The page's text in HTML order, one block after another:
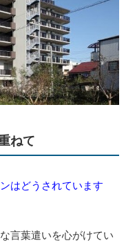
ねて
はどうされています
言葉遣いを心がけてい